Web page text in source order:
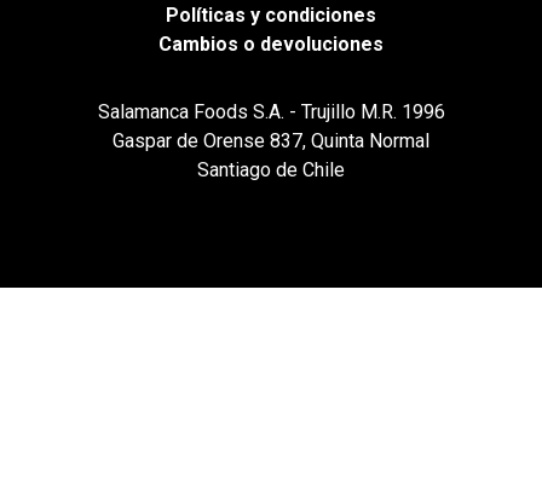
Políticas y condiciones
Cambios o devoluciones
Salamanca Foods S.A. - Trujillo M.R. 1996
Gaspar de Orense 837, Quinta Normal
Santiago de Chile